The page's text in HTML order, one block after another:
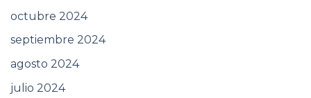
octubre 2024
septiembre 2024
agosto 2024
julio 2024